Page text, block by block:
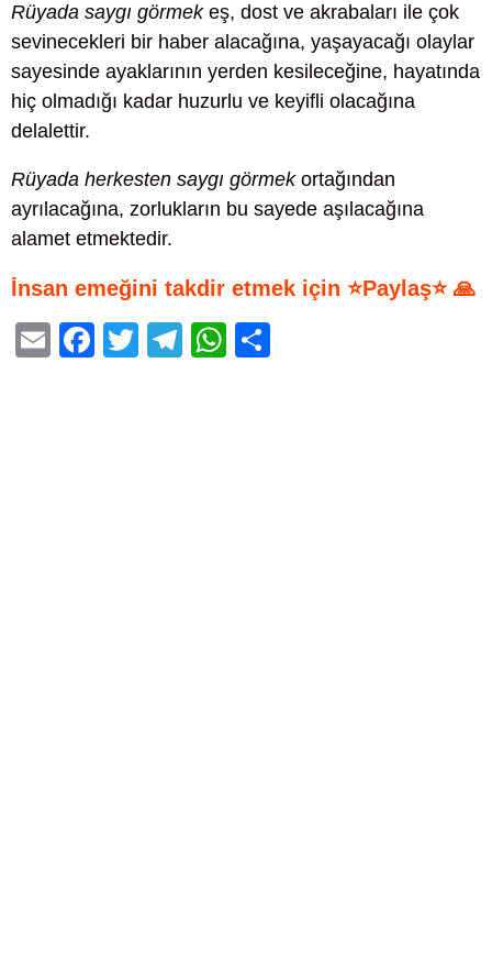
Rüyada saygı görmekeş, dost ve akrabaları ile çok
sevinecekleri bir haber alacağına, yaşayacağı olaylar
sayesinde ayaklarının yerden kesileceğine, hayatında
hiç olmadığı kadar huzurlu ve keyifli olacağına
delalettir.
Rüyada herkesten saygı görmekortağından
ayrılacağına, zorlukların bu sayede aşılacağına
alamet etmektedir.
İnsan emeğini takdir etmek için ⭐Paylaş⭐ 🙏
E
F
T
T
W